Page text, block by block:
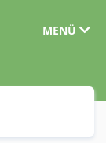
MENÜ